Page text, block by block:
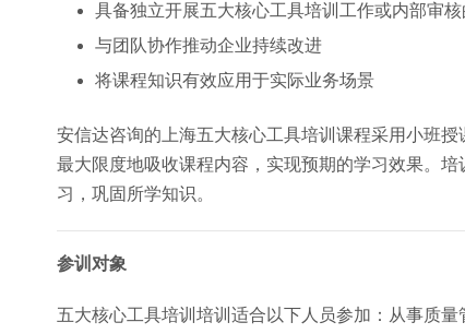
具备独立开展五大核心工具培训工作或内部审核
与团队协作推动企业持续改进
将课程知识有效应用于实际业务场景
安信达咨询的上海五大核心工具培训课程采用小班
最大限度地吸收课程内容，实现预期的学习效果。
习，巩固所学知识。
参训对象
五大核心工具培训培训适合以下人员参加：从事质